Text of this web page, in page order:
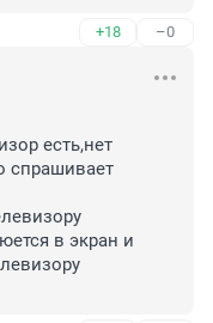
+18 –0
есть,нет
спрашивает
в экран и